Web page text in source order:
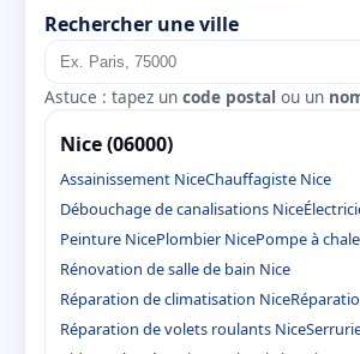
Rechercher une ville
Astuce : tapez un code postal ou un
Nice (06000)
Assainissement NiceChauffagiste Nice
Débouchage de canalisations Nice
Peinture NicePlombier NicePompe à
Rénovation de salle de bain Nice
Réparation de climatisation Nice
Réparation de volets roulants Nice